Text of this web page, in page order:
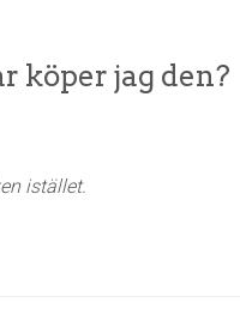
köper jag den?
istället.